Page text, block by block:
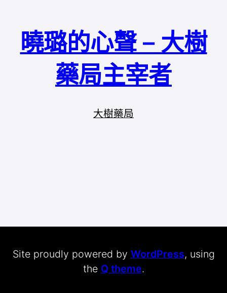
曉璐的心聲 – 大樹
藥局主宰者
大樹藥局
Site proudly powered by WordPress, using
the Q theme.